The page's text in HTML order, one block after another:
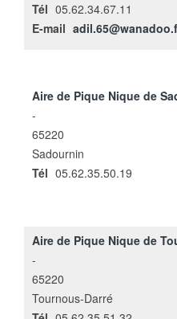
Tél 05.62.34.67.11
E-mail
Aire de Pique Nique de
-
65220
Sadournin
Tél 05.62.35.50.19
Aire de Pique Nique de
-
65220
Tournous-Darré